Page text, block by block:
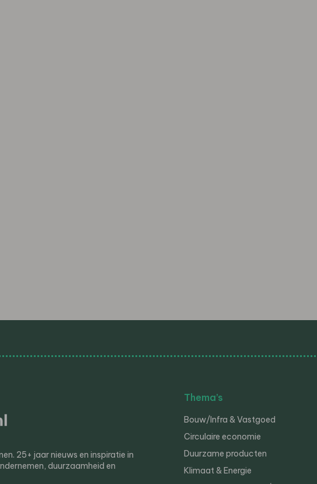
25+ jaar nieuws en inspiratie in
duurzaamheid en
Thema’s
Bouw/Infra & Vastgoed
Circulaire economie
Duurzame producten
Klimaat & Energie